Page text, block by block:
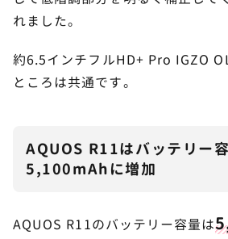
れました。
約6.5インチフルHD+ Pro IGZO
ところは共通です。
AQUOS R11はバッテリー
5,100mAhに増加
AQUOS R11のバッテリー容量は